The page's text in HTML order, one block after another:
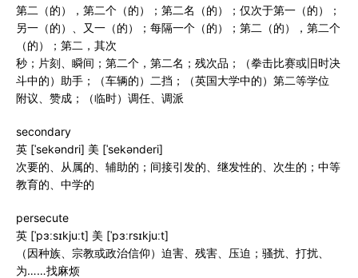
第二（的），第二个（的）；第二名（的）；仅次于第一（的）；
另一（的）、又一（的）；每隔一个（的）；第二（的），第二个
（的）；第二，其次
秒；片刻、瞬间；第二个，第二名；残次品；（拳击比赛或旧时决
斗中的）助手；（车辆的）二挡；（英国大学中的）第二等学位
附议、赞成；（临时）调任、调派
secondary
英 [ˈsekəndri] 美 [ˈsekənderi]
次要的、从属的、辅助的；间接引发的、继发性的、次生的；中等
教育的、中学的
persecute
英 [ˈpɜːsɪkjuːt] 美 [ˈpɜːrsɪkjuːt]
（因种族、宗教或政治信仰）迫害、残害、压迫；骚扰、打扰、
为……找麻烦